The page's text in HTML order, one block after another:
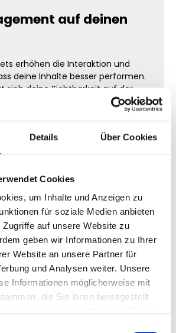
Details Über Cookies
Cookies
um Inhalte und Anzeigen zu
für soziale Medien anbieten
auf unsere Website zu
geben wir Informationen zu Ihrer
Website an unsere Partner für
und Analysen weiter. Unsere
Informationen möglicherweise mit
die Sie ihnen bereitgestellt
auf deinen
erhöhen die Interaktion und
deine Inhalte besser performen.
sich deine Sichtbarkeit auf der
Services im
kaufen
Follower kaufenmöchtest, erhöhst
und baust eine starke
kaufen
ein wichtiger Faktor für
verbessern die Performance